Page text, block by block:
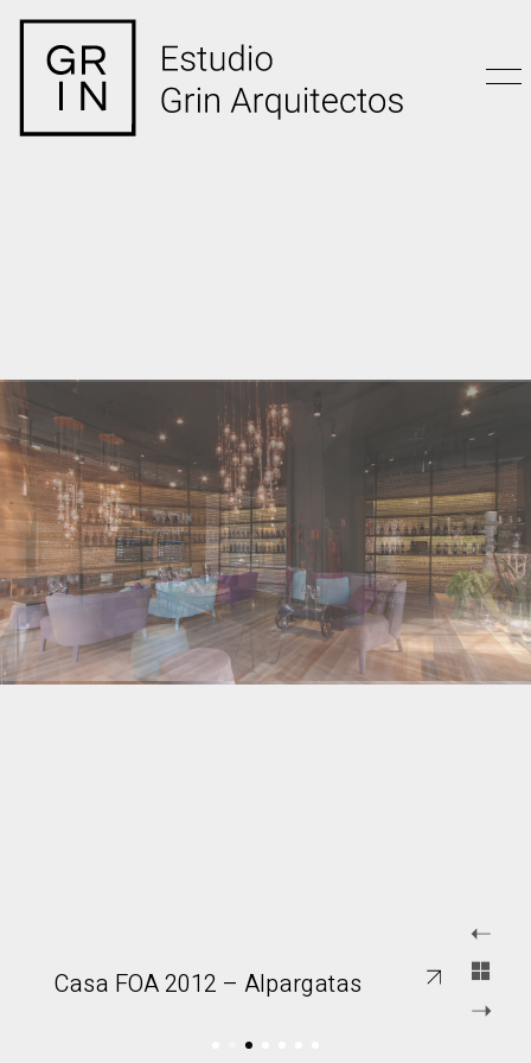
Casa FOA 2012 – Alpargatas